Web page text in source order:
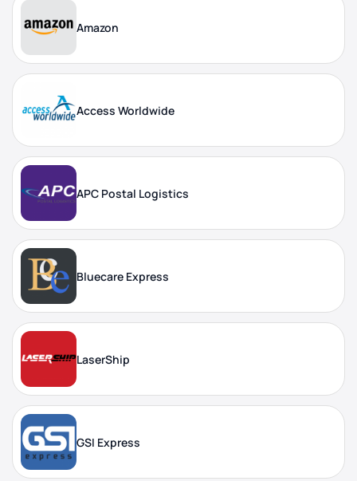
Amazon
Access Worldwide
APC Postal Logistics
Bluecare Express
LaserShip
GSI Express